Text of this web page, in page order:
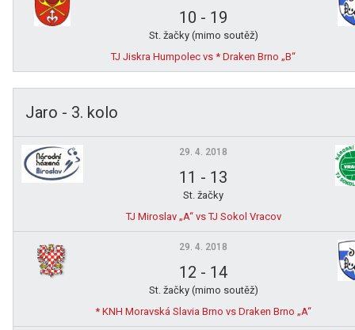
10 - 19
St. žačky (mimo soutěž)
TJ Jiskra Humpolec vs * Draken Brno „B“
Jaro - 3. kolo
29. 4. 2018
11 - 13
St. žačky
TJ Miroslav „A“ vs TJ Sokol Vracov
29. 4. 2018
12 - 14
St. žačky (mimo soutěž)
* KNH Moravská Slavia Brno vs Draken Brno „A“